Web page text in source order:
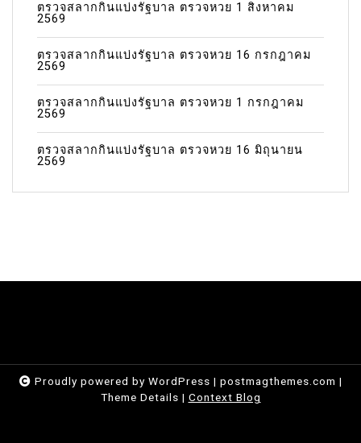
ตรวจสลากกินแบ่งรัฐบาล ตรวจหวย 1 สิงหาคม
2569
ตรวจสลากกินแบ่งรัฐบาล ตรวจหวย 16 กรกฎาคม
2569
ตรวจสลากกินแบ่งรัฐบาล ตรวจหวย 1 กรกฎาคม
2569
ตรวจสลากกินแบ่งรัฐบาล ตรวจหวย 16 มิถุนายน
2569
Proudly powered by WordPress | postmagthemes.com |
Theme Details | Context Blog